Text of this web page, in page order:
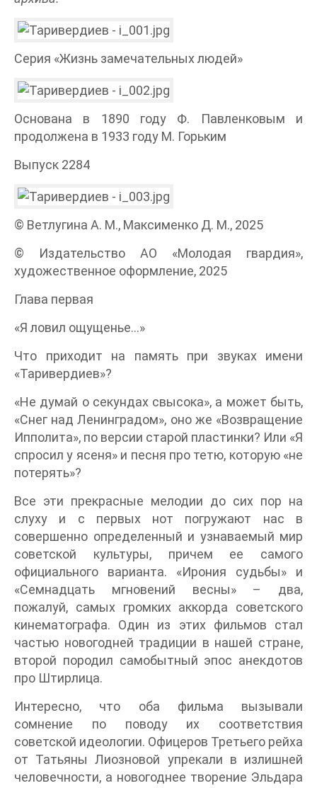
Серия «Жизнь замечательных людей»
Основана в 1890 году Ф. Павленковым и
продолжена в 1933 году М. Горьким
Выпуск 2284
© Ветлугина А. М., Максименко Д. М., 2025
© Издательство АО «Молодая гвардия»,
художественное оформление, 2025
Глава первая
«Я ловил ощущенье…»
Что приходит на память при звуках имени
«Таривердиев»?
«Не думай о секундах свысока», а может быть,
«Снег над Ленинградом», оно же «Возвращение
Ипполита», по версии старой пластинки? Или «Я
спросил у ясеня» и песня про тетю, которую «не
потерять»?
Все эти прекрасные мелодии до сих пор на
слуху и с первых нот погружают нас в
совершенно определенный и узнаваемый мир
советской культуры, причем ее самого
официального варианта. «Ирония судьбы» и
«Семнадцать мгновений весны» – два,
пожалуй, самых громких аккорда советского
кинематографа. Один из этих фильмов стал
частью новогодней традиции в нашей стране,
второй породил самобытный эпос анекдотов
про Штирлица.
Интересно, что оба фильма вызывали
сомнение по поводу их соответствия
советской идеологии. Офицеров Третьего рейха
от Татьяны Лиозновой упрекали в излишней
человечности, а новогоднее творение Эльдара